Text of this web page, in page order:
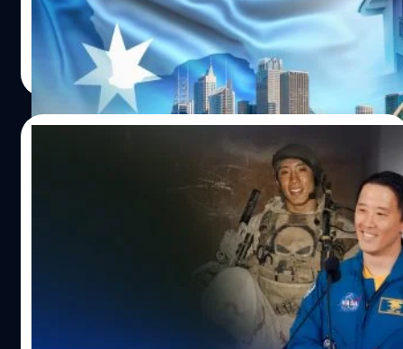
เนื่องจากเป็นสินค้าออร์แกนิก Open Food Facts ก็เป็นอีกหนึ่ง
แพลตฟอร์มจากฝรั่งเศสที่เปิดให้คนทั่วไปถ่ายรูปลง เพื่อให้
แพลตฟอร์มเก็บข้อมูลโภชนาการ เมื่อคนอื่นเข้ามาดูก็จะเห็น
ว่าอาหารชิ้นที่อยากกินมีค่าโภชนาการอย่างไรบ้าง นอกจากนี้
ยังมีโมเดล AI ที่ใครต่อใครต่างพากันใช้แทร็กมื้ออาหารและ
ของกินต่าง ๆ นานา โดยคนส่วนใหญ่มักจะสร้างพรอมต์ใน AI
เอาไว้ พร้อมบอกเงื่อนไข เช่น ต้องการลดน้ำหนัก เพิ่มกล้าม
ได้เกินความต้องการ ล่าสุด รัฐบาลออสเตรเลียจึงออก
มาตรการ Solar Sharer Offer (SSO) กำหนดให้ผู้ให้บริการ
ไฟฟ้าในบางพื้นที่ต้องมีแพ็กเกจที่เปิดโอกาสให้ประชาชนใช้
ไฟฟ้า ฟรีอย่างน้อยวันละ 3 ชั่วโมง ในช่วงกลางวัน เริ่มตั้งแต่
วันที่ 1 กรกฎาคม 2026 เป็นต้นไป โครงการนี้ครอบคลุมผู้ใช้
ไฟใน รัฐนิวเซาท์เวลส์ (New South Wales), รัฐเซาท์
ออสเตรเลีย (South Australia) และพื้นที่เซาท์อีสต์ควีนส์
แลนด์ (South East Queensland) ที่อยู่ภายใต้ขอบเขตของ
ระบบกำหนดราคาค่าไฟมาตรฐาน (Default Market Offer:
DMO) และมีการติดตั้งมิเตอร์อัจฉริยะ (Smart Meter) ผู้ใช้
ต้องสมัครแพ็กเกจที่เข้าร่วมโครงการก่อนจึงจะได้รับสิทธิ์
ขณะที่รัฐวิกตอเรีย (Victoria) เตรียมเปิดโครงการลักษณะ
เดียวกันในเดือนตุลาคมนี้ ทำไมถึง “แจกฟรี” เหตุผลสำคัญ
คือ ออสเตรเลียมีการติดตั้งโซลาร์รูฟท็อปมากที่สุดแห่งหนึ่ง
ของโลก ทำให้ช่วงสายถึงบ่ายมีไฟฟ้าจากแสงอาทิตย์เข้าสู่
Worawalan| 26 days ago
Read More
ถอดคำพูด Jonny Kim อดีตหน่วย Navy
SEAL, แพทย์ และนักบินอวกาศ NASA ในงาน
Harvard Alumni Day 2026
หากต้องยกตัวอย่างบุคคลที่ไปสุดทุกทาง และทำสิ่งหนึ่งได้ดี
จนน่าอิจฉา หนึ่งในบุคคลที่น่าสนใจคือ จอนนี่ คิม (Jonny
Kim) ชายเกาหลีใต้-อเมริกัน อายุ 42 ปี ที่แม้จะอายุเพียงเท่านี้
แต่กลับมีโอกาสได้ทำอาชีพเจ๋ง ๆ หลายครั้ง ซึ่งไม่ใช่เรื่องง่าย
ที่จะสมัคร สัมภาษณ์ แล้วเข้าไปทำได้เลย แต่เป็นอาชีพที่ต้อง